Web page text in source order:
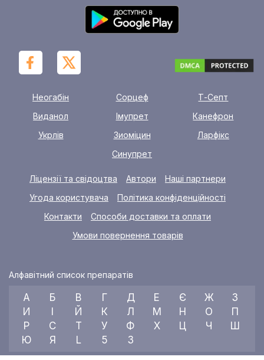
Неогабін Сорцеф
Т-Септ
Виданол
Імупрет
Канефрон
Укрлів
Зиоміцин
Ларфікс
Синупрет
Ліцензії та свідоцтва Автори
Наші партнери
Угода користувача
Політика конфіденційності
Контакти
Способи доставки та оплати
Умови повернення товарів
Алфавітний список препаратів
А Б В Г Д Е Є Ж
З
И
Й К Л М Н О
П
Р
С Т У Ф Х Ц Ч
Ш
Ю
Я L 5 3